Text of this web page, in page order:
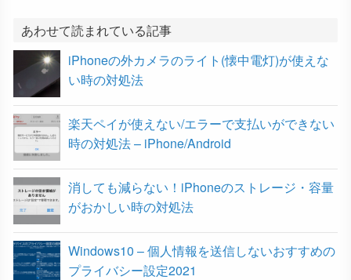
b
o
o
k
t
e
a
t
あわせて読まれている記事
iPhoneの外カメラのライト(懐中電灯)が使えな
い時の対処法
楽天ペイが使えない/エラーで支払いができない
時の対処法 – iPhone/Android
消しても減らない！iPhoneのストレージ・容量
がおかしい時の対処法
Windows10 – 個人情報を送信しないおすすめの
プライバシー設定2021